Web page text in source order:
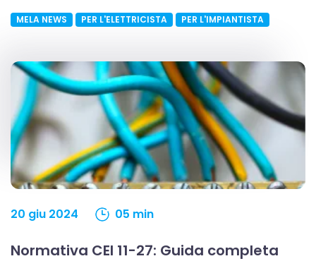
MELA NEWS PER L'ELETTRICISTA PER L'IMPIANTISTA
20 giu 2024 05 min
Normativa CEI 11-27: Guida completa